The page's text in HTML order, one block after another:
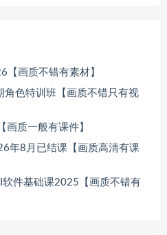
【画质不错有素材】
色特训班【画质不错只有视
质一般有课件】
年8月已结课【画质高清有课
件基础课2025【画质不错有